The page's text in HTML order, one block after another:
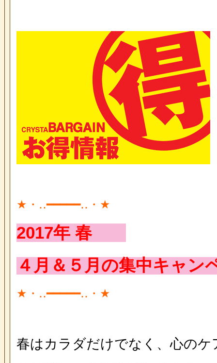
★・‥━━━━━‥・★
2017年 春
４月＆５月の集中キャ
★・‥━━━━━‥・★
春はカラダだけでなく、心のケ